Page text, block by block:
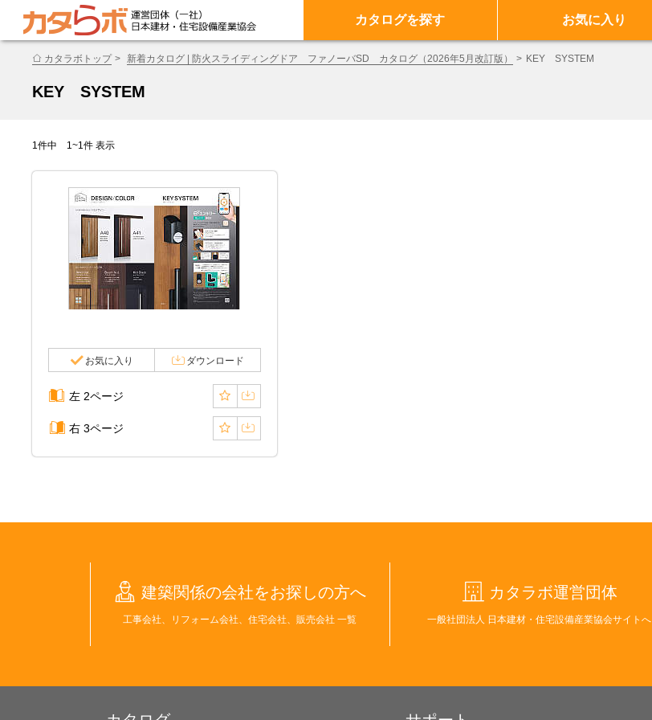
カタログを探す お気に入り
カタラボトップ 新着カタログ | 防火スライディングドア ファノーバSD カタログ（2026年5月改訂版） KEY SYSTEM
KEY SYSTEM
1件中 1~1件 表示
お気に入り ダウンロード
左 2ページ
右 3ページ
建築関係の会社をお探しの方へ
工事会社、リフォーム会社、住宅会社、販売会社 一覧
カタラボ運営団体
一般社団法人 日本建材・住宅設備産業協会サイトへ